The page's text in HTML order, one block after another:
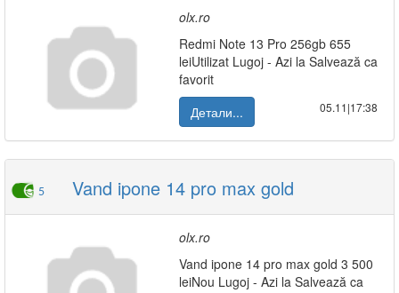
olx.ro
Redmi Note 13 Pro 256gb 655
leiUtilizat Lugoj - Azi la Salvează ca
favorit
Детали...
05.11|17:38
5 Vand ipone 14 pro max gold
olx.ro
Vand ipone 14 pro max gold 3 500
leiNou Lugoj - Azi la Salvează ca